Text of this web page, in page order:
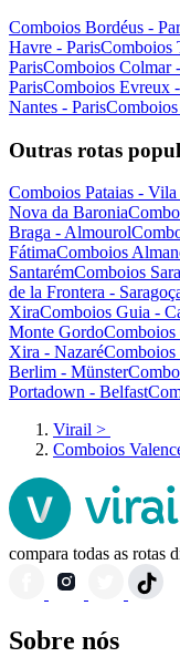
Comboios Bordéus -
Havre - ParisComboios
ParisComboios Colmar
ParisComboios Evreux
Nantes - Paris
Outras rotas
Comboios Pataias -
Nova da Baronia
Braga - Almourol
FátimaComboios
SantarémComboios
de la Frontera -
XiraComboios Guia -
Monte GordoComboios
Xira - NazaréComboios
Berlim - Münster
Portadown - Belfast
Virail >
Comboios
compara todas as rotas
Sobre nós